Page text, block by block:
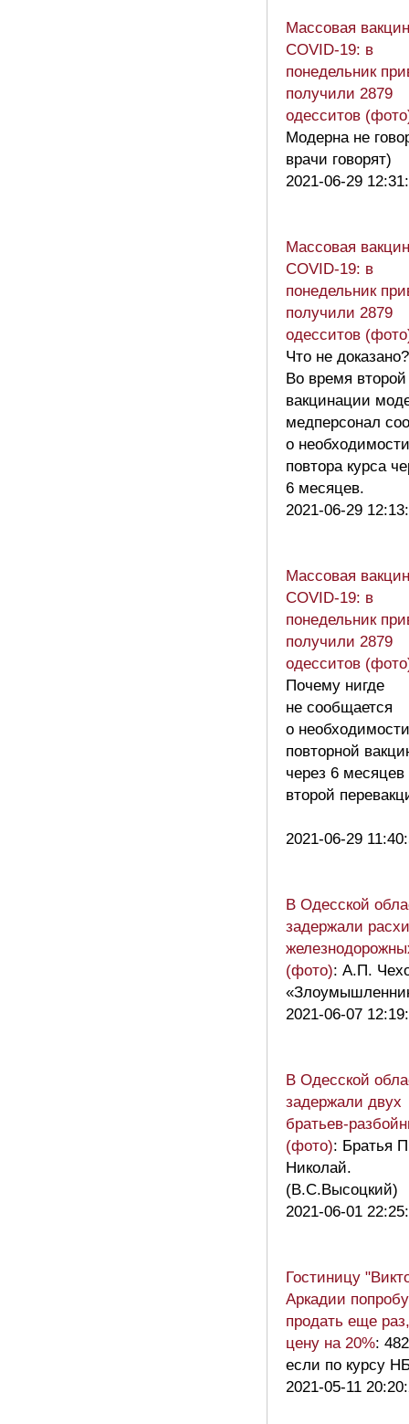
Массовая
COVID-19: в
понедельник
получили 2879
одесситов
Модерна не
врачи говорят)
2021-06-29
Массовая
COVID-19: в
понедельник
получили 2879
одесситов
Что не доказано?
Во время второй
вакцинации
медперсонал
о необходимости
повтора курса
6 месяцев.
2021-06-29
Массовая
COVID-19: в
понедельник
получили 2879
одесситов
Почему нигде
не сообщается
о необходимости
повторной
через 6 месяцев
второй
2021-06-29
В Одесской
задержали
(фото): А.П.
2021-06-07
В Одесской
задержали двух
братьев-
(фото): Братья
Николай.
(В.С.Высоцкий)
2021-06-01
Гостиницу
Аркадии
продать еще
цену на 20%:
если по курсу
2021-05-11